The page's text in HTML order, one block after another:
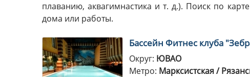
плаванию, аквагимнастика и т. д.). Поиск по
дома или работы.
Бассейн Фитнес клуба
Округ: ЮВАО
Метро: Марксистская /